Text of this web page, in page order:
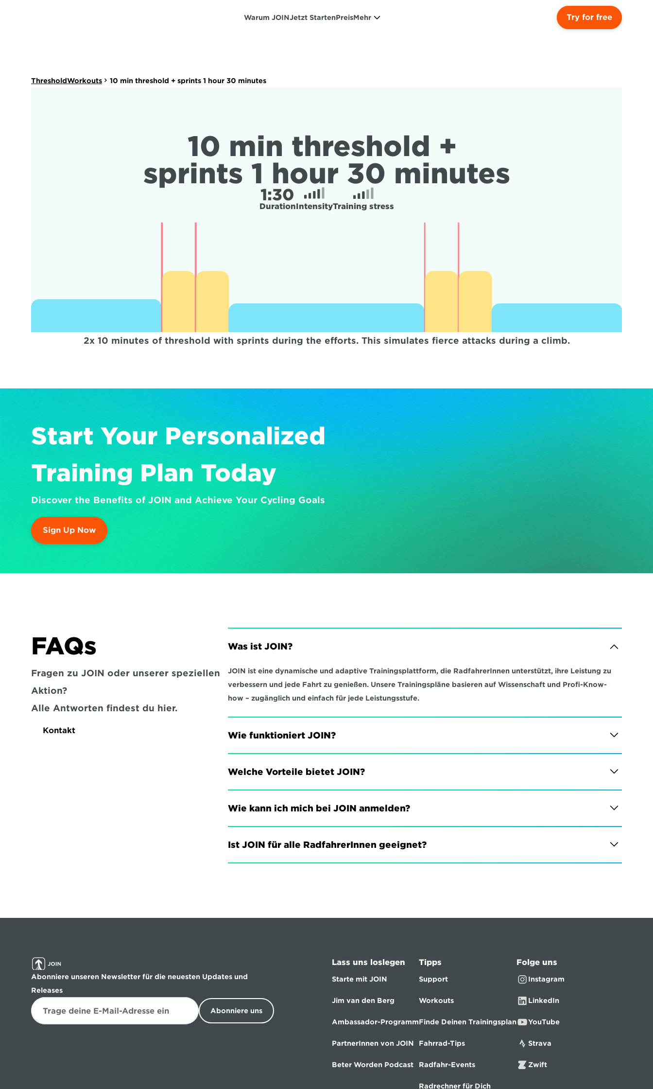
Warum JOINJetzt StartenPreisMehr Try for free
ThresholdWorkouts 10 min threshold + sprints 1 hour 30 minutes
10 min threshold +
sprints 1 hour 30 minutes
1:30
DurationIntensityTraining stress
2x 10 minutes of threshold with sprints during the efforts. This simulates fierce attacks during a climb.
Start Your Personalized
Training Plan Today
Discover the Benefits of JOIN and Achieve Your Cycling Goals
Sign Up Now
FAQs
Fragen zu JOIN oder unserer speziellen
Aktion?
Alle Antworten findest du hier.
Kontakt
Was ist JOIN?
JOIN ist eine dynamische und adaptive Trainingsplattform, die RadfahrerInnen unterstützt, ihre Leistung zu
verbessern und jede Fahrt zu genießen. Unsere Trainingspläne basieren auf Wissenschaft und Profi-Know-
how – zugänglich und einfach für jede Leistungsstufe.
Wie funktioniert JOIN?
Welche Vorteile bietet JOIN?
Wie kann ich mich bei JOIN anmelden?
Ist JOIN für alle RadfahrerInnen geeignet?
Abonniere unseren Newsletter für die neuesten Updates und
Releases
Abonniere uns
Lass uns loslegen
Starte mit JOIN
Jim van den Berg
Ambassador-Programm
PartnerInnen von JOIN
Beter Worden Podcast
Tipps
Support
Workouts
Finde Deinen Trainingsplan
Fahrrad-Tips
Radfahr-Events
Radrechner für Dich
Folge uns
Instagram
LinkedIn
YouTube
Strava
Zwift